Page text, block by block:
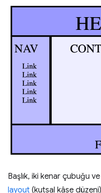
Başlık, iki kenar çubuğu
layout (kutsal kâse